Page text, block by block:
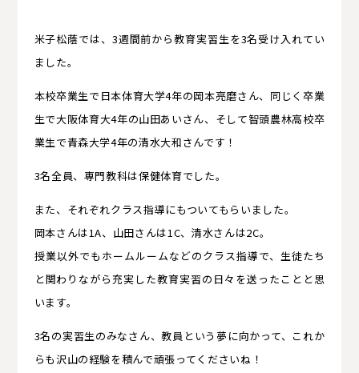
米子松蔭では、3週間前から教育実習生を3名受け入れてい
ました。
本校卒業生で日本体育大学4年の岡本亮磨さん、同じく卒業
生で大阪体育大4年の山田あいさん、そして智頭農林高校卒
業生で青森大学4年の清水大和さんです！
3名全員、専門教科は保健体育でした。
また、それぞれクラス指導にもついてもらいました。
岡本さんは1A、山田さんは1C、清水さんは2C。
授業以外でもホームルームなどのクラス指導で、生徒たち
と関わりながら充実した教育実習の日々を送ったことと思
います。
3名の実習生のみなさん、教員という夢に向かって、これか
らも沢山の経験を積んで頑張ってくださいね！